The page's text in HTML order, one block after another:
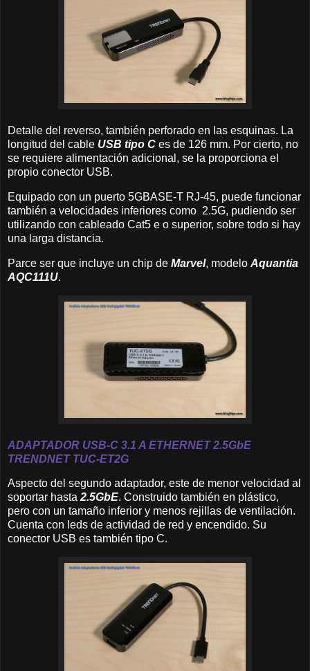
Detalle del reverso, también perforado en las esquinas. La
longitud del cable USB tipo C es de 126 mm. Por cierto, no
se requiere alimentación adicional, se la proporciona el
propio conector USB.
Equipado con un puerto 5GBASE-T RJ-45, puede funcionar
también a velocidades inferiores como 2.5G, pudiendo ser
utilizando con cableado Cat5 e o superior, sobre todo si hay
una larga distancia.
Parce ser que incluye un chip de Marvel, modelo Aquantia
AQC111U.
ADAPTADOR USB-C 3.1 A ETHERNET 2.5GbE
TRENDNETTUC-ET2G
Aspecto del segundo adaptador, este de menor velocidad al
soportar hasta2.5GbE. Construido también en plástico,
pero con un tamaño inferior y menos rejillas de ventilación.
Cuenta con leds de actividad de red y encendido. Su
conector USB es también tipo C.